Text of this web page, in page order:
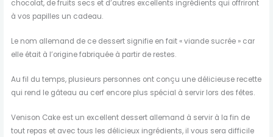
chocolat, de fruits secs et d’autres excellents ingrédients qui offriront
à vos papilles un cadeau.
Le nom allemand de ce dessert signifie en fait « viande sucrée » car
elle était à l’origine fabriquée à partir de restes.
Au fil du temps, plusieurs personnes ont conçu une délicieuse recette
qui rend le gâteau au cerf encore plus spécial à servir lors des fêtes.
Venison Cake est un excellent dessert allemand à servir à la fin de
tout repas et avec tous les délicieux ingrédients, il vous sera difficile